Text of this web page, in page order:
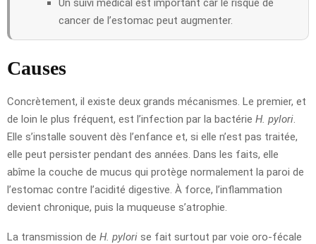
cancer de l’estomac peut augmenter.
Causes
Concrètement, il existe deux grands mécanismes. Le premier, et
de loin le plus fréquent, est l’infection par la bactérie H. pylori
Elle s’installe souvent dès l’enfance et, si elle n’est pas traitée,
elle peut persister pendant des années. Dans les faits, elle
abîme la couche de mucus qui protège normalement la paroi de
l’estomac contre l’acidité digestive. À force, l’inflammation
devient chronique, puis la muqueuse s’atrophie.
La transmission de H. pylori se fait surtout par voie oro-fécale